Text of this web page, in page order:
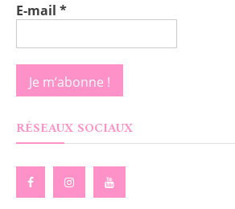
E-mail *
RÉSEAUX SOCIAUX